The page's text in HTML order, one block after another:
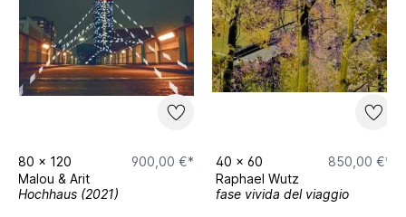
80 x 120
900,00 €*
Malou & Arit
Hochhaus (2021)
40 x 60
850,00 €*
Raphael Wutz
fase vivida del viaggio